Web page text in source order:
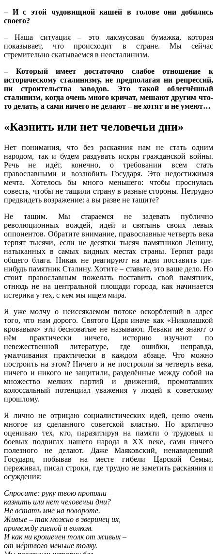
– И с этой чудовищной кашей в голове они добились
своего?
– Наша ситуация – это лакмусовая бумажка, которая
показывает, что происходит в стране. Мы сейчас
стремительно скатываемся в неосталинизм.
– Который имеет достаточно слабое отношение к
историческому сталинизму, не предполагая ни репрессий,
ни строительства заводов. Это такой облегчённый
сталинизм, когда очень много кричат, мешают другим что-
то делать, а сами ничего не делают – не хотят и не умеют…
«Казнить или нет человечьи дни»
Нет понимания, что без раскаяния нам не стать одним
народом, так и будем раздувать искры гражданской войны.
Речь не идёт, конечно, о требовании всем стать
православными и возлюбить Государя. Это недостижимая
мечта. Хотелось бы много меньшего: чтобы проснулась
совесть, чтобы не тащили страну в разные стороны. Нетрудно
предвидеть возражение: а вы разве не тащите?
Не тащим. Мы стараемся не задевать публично
революционных вождей, идей и святынь своих левых
оппонентов. Обратите внимание, православные четверть века
терпят тысячи, если не десятки тысяч памятников Ленину,
натыканных в самых видных местах страны. Терпят ради
общего блага. Никак не реагируют на идеи поставить где-
нибудь памятник Сталину. Хотите – ставьте, это ваше дело. Но
стоит православным пожелать поставить свой памятник,
отнюдь не на центральной площади города, как начинается
истерика у тех, с кем мы ищем мира.
Я уже молчу о неиссякаемом потоке оскорблений в адрес
того, что нам дорого. Святого Царя иначе как «Николашкой
кровавым» эти бесноватые не называют. Леваки не знают о
нём практически ничего, историю изучают по
невежественной литературе, где ошибки, неправда,
умалчивания практически в каждом абзаце. Что можно
построить на этом? Ничего и не построили за четверть века,
ничего и никого не защитили, разделённые между собой на
множество мелких партий и движений, промотавших
колоссальный потенциал уважения у людей к советскому
прошлому.
Я лично не отрицаю социалистических идей, ценю очень
многое из сделанного советской властью. Но критично
оцениваю тех, кто, паразитируя на памяти о трудовых и
боевых подвигах нашего народа в ХХ веке, сами ничего
полезного не делают. Даже Маяковский, ненавидевший
Государя, побывав на месте гибели Царской Семьи,
переживал, писал строки, где трудно не заметить раскаяния и
осуждения:
Спросите: руку твою протяни –
казнить или нет человечьи дни?
Не встать мне на повороте.
Живые – так можно в зверинец их,
промежду гиеной и волком.
И как ни крошечен толк от живых –
от мёртвого меньше толку.